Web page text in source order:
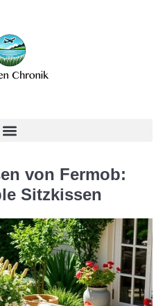
von Fermob:
Sitzkissen